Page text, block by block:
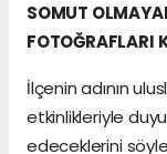
SOMUT
FOTOĞRAFLARI
İlçenin adının
etkinlikleriyle
edeceklerini